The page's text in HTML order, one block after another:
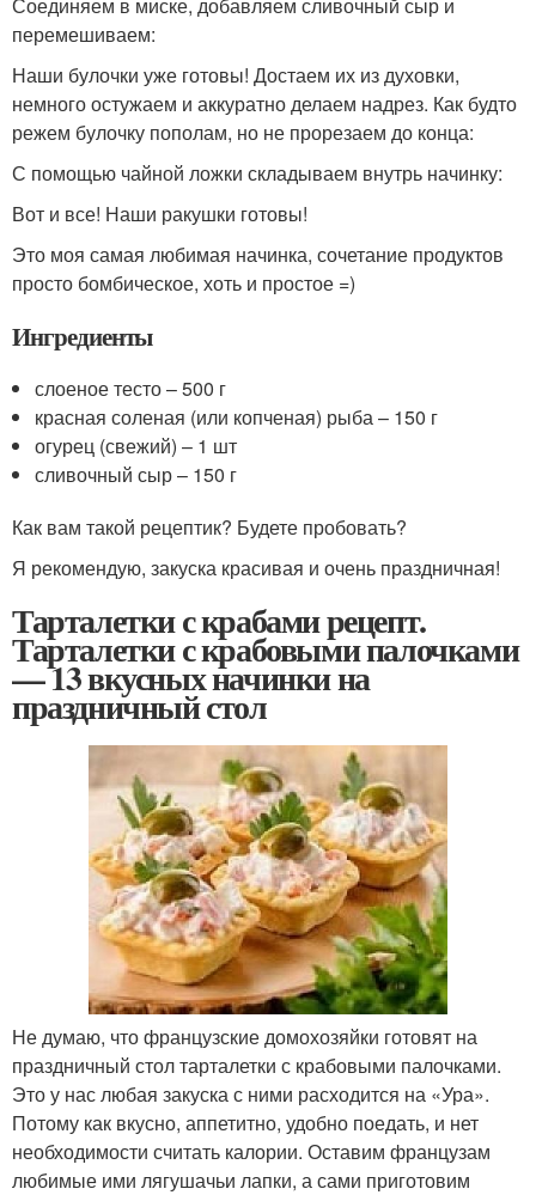
перемешиваем:
Наши булочки уже готовы! Достаем их из духовки,
немного остужаем и аккуратно делаем надрез. Как будто
режем булочку пополам, но не прорезаем до конца:
С помощью чайной ложки складываем внутрь начинку:
Вот и все! Наши ракушки готовы!
Это моя самая любимая начинка, сочетание продуктов
просто бомбическое, хоть и простое =)
Ингредиенты
слоеное тесто – 500 г
красная соленая (или копченая) рыба – 150 г
огурец (свежий) – 1 шт
сливочный сыр – 150 г
Как вам такой рецептик? Будете пробовать?
Я рекомендую, закуска красивая и очень праздничная!
Тарталетки с крабами рецепт.
Тарталетки с крабовыми палочками
— 13 вкусных начинки на
праздничный стол
Не думаю, что французские домохозяйки готовят на
праздничный стол тарталетки с крабовыми палочками.
Это у нас любая закуска с ними расходится на «Ура».
Потому как вкусно, аппетитно, удобно поедать, и нет
необходимости считать калории. Оставим французам
любимые ими лягушачьи лапки, а сами приготовим